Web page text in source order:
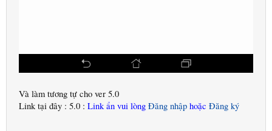
Và làm tương tự cho ver 5.0
Link tại đây : 5.0 : Link ẩn vui lòng Đăng nhập hoặc Đăng ký